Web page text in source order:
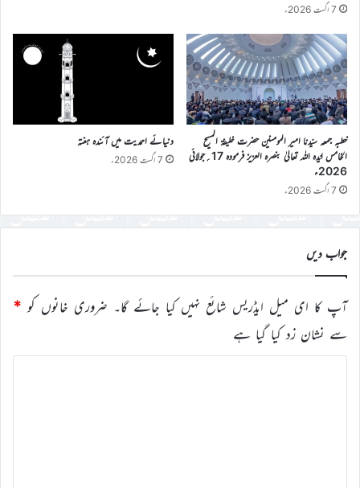
7 اگست 2026ء
خطبہ جمعہ سیّدنا امیر المومنین حضرت خلیفۃ المسیح
الخامس ایّدہ اللہ تعالیٰ بنصرہ العزیز فرمودہ 17؍جولائی
2026ء
7 اگست 2026ء
دنیائے احمدیت میں آئندہ ہفتہ
7 اگست 2026ء
جواب دیں
آپ کا ای میل ایڈریس شائع نہیں کیا جائے گا۔ ضروری خانوں کو *
سے نشان زد کیا گیا ہے